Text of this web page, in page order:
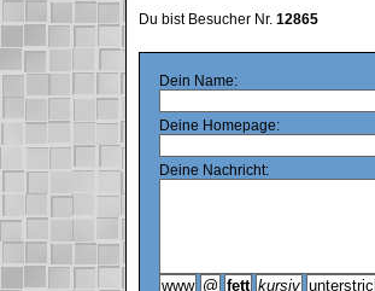
Du bist Besucher Nr.12865
Dein Name:
Deine Homepage:
Deine Nachricht: